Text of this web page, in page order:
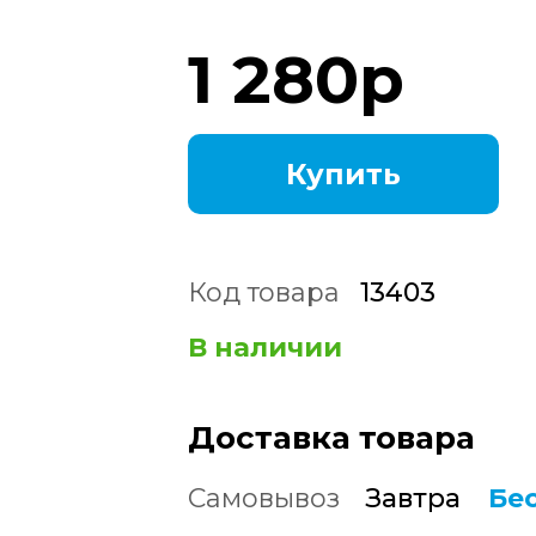
1 280р
Купить
Код товара
13403
В наличии
Доставка товара
Самовывоз Завтра